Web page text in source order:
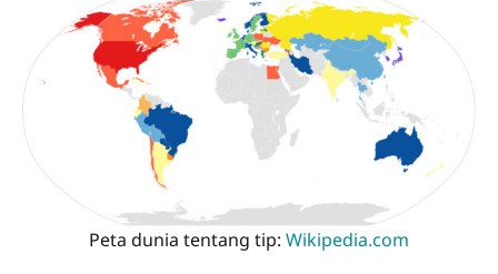
Peta dunia tentang tip: Wikipedia.com